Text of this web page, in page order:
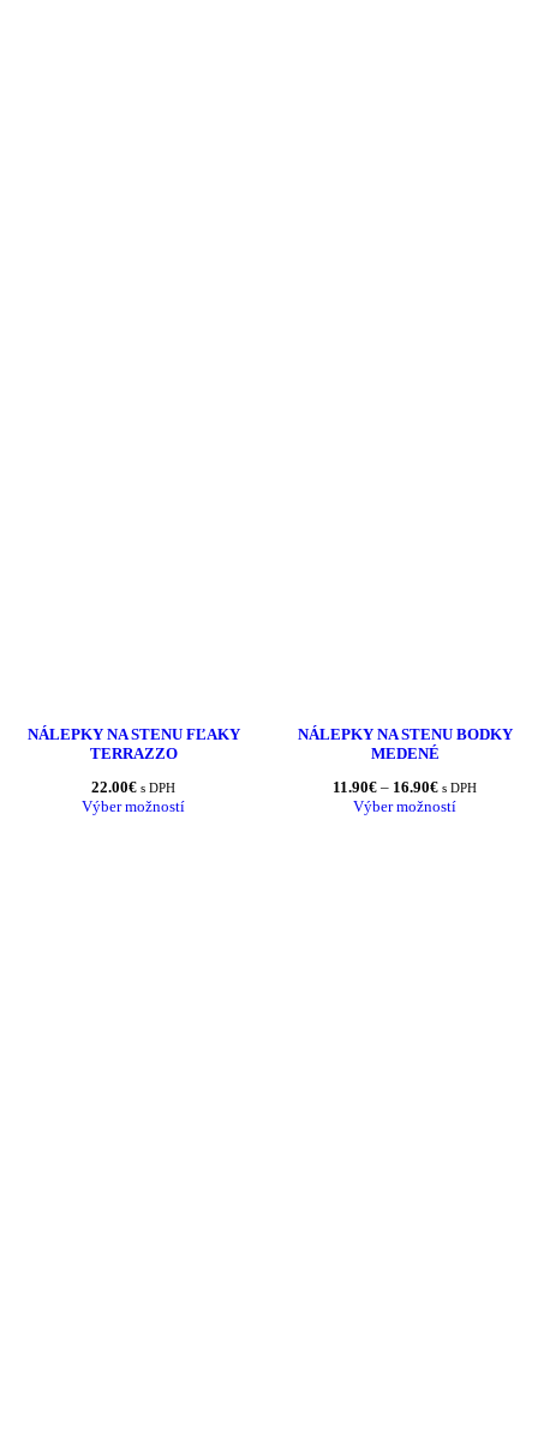
NÁLEPKY NA STENU FĽAKY
TERRAZZO
22.00€ s DPH
Výber možností
NÁLEPKY NA STENU BODKY
MEDENÉ
11.90€ – 16.90€Price
range:
s DPH
Výber možností